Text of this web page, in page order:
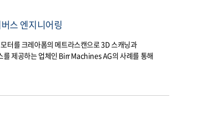
스 엔지니어링
터를 크레아폼의 메트라스캔으로 3D 스캐닝과
제공하는 업체인 Birr Machines AG의 사례를 통해